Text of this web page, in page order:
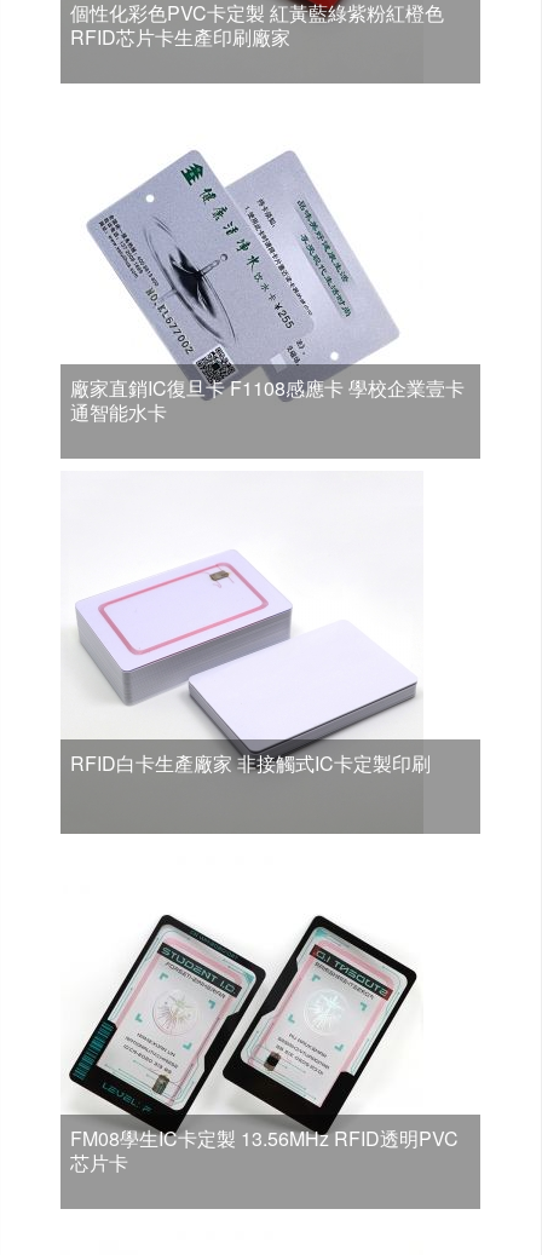
個性化彩色PVC卡定製 紅黃藍綠紫粉紅橙色
RFID芯片卡生產印刷廠家
廠家直銷IC復旦卡 F1108感應卡 學校企業壹卡
通智能水卡
RFID白卡生產廠家 非接觸式IC卡定製印刷
FM08學生IC卡定製 13.56MHz RFID透明PVC
芯片卡